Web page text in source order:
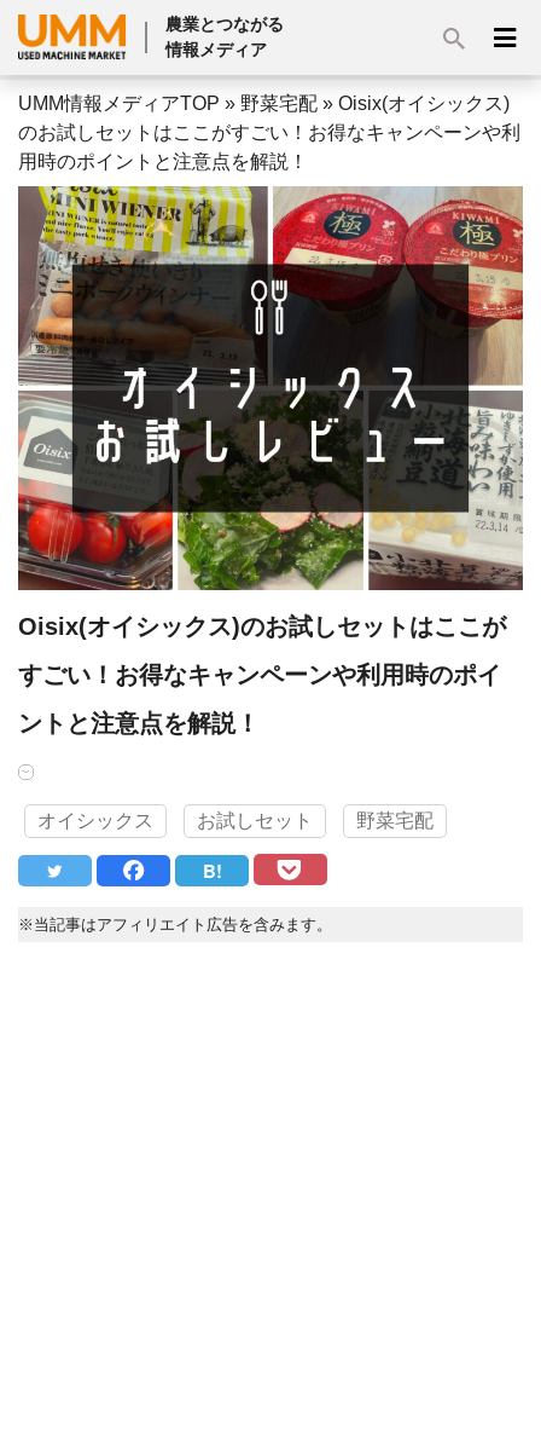
農業とつながる
情報メディア
UMM情報メディアTOP » 野菜宅配 » Oisix(オイシックス)
のお試しセットはここがすごい！お得なキャンペーンや利
用時のポイントと注意点を解説！
Oisix(オイシックス)のお試しセットはここが
すごい！お得なキャンペーンや利用時のポイ
ントと注意点を解説！
オイシックス お試しセット 野菜宅配
B!
※当記事はアフィリエイト広告を含みます。